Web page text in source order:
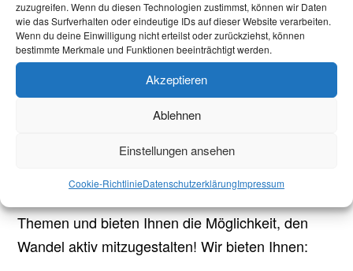
zuzugreifen. Wenn du diesen Technologien zustimmst, können wir Daten
wie das Surfverhalten oder eindeutige IDs auf dieser Website verarbeiten.
Wenn du deine Einwilligung nicht erteilst oder zurückziehst, können
bestimmte Merkmale und Funktionen beeinträchtigt werden.
Akzeptieren
Ablehnen
Einstellungen ansehen
Cookie-RichtlinieDatenschutzerklärungImpressum
Thinking)
Interesse am Klimaschutz sowie an
energiebezogenen ökologischen und
wirtschaftlichen Fragen
Selbstständige und analytische Arbeitsweise
Sehr gute Englischkenntnisse in Wort und
Unser Angebot:
Themen und bieten Ihnen die Möglichkeit, den
Wandel aktiv mitzugestalten! Wir bieten Ihnen: